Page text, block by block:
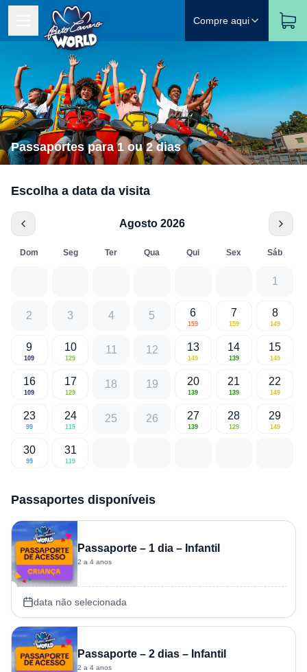
Compre aqui
Passaportes para 1 ou 2 dias
Escolha a data da visita
Agosto 2026
Dom Seg Ter Qua Qui Sex Sáb
1
2 3 4 5 6
159
7
159
8
149
9
109
10
129
11 12 13
149
14
139
15
149
16
109
17
129
18 19 20
139
21
139
22
149
23
99
24
119
25 26 27
139
28
129
29
149
30
99
31
119
Passaportes disponíveis
Passaporte – 1 dia – Infantil
2 a 4 anos
data não selecionada
Passaporte – 2 dias – Infantil
2 a 4 anos